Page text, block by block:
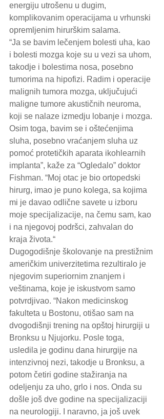
energiju utrošenu u dugim,
komplikovanim operacijama u vrhunski
opremljenim hirurškim salama.
“Ja se bavim lečenjem bolesti uha, kao
i bolesti mozga koje su u vezi sa uhom,
takodje i bolestima nosa, posebno
tumorima na hipofizi. Radim i operacije
malignih tumora mozga, uključujući
maligne tumore akustičnih neuroma,
koji se nalaze izmedju lobanje i mozga.
Osim toga, bavim se i oštećenjima
sluha, posebno vraćanjem sluha uz
pomoć protetičkih aparata ikohlearnih
implanta”, kaže za “Ogledalo” doktor
Fishman. “Moj otac je bio ortopedski
hirurg, imao je puno kolega, sa kojima
mi je davao odlične savete u izboru
moje specijalizacije, na čemu sam, kao
i na njegovoj podršci, zahvalan do
kraja života.“
Dugogodišnje školovanje na prestižnim
američkim univerzitetima rezultiralo je
njegovim superiornim znanjem i
veštinama, koje je iskustvom samo
potvrdjivao. “Nakon medicinskog
fakulteta u Bostonu, otišao sam na
dvogodišnji trening na opštoj hirurgiji u
Bronksu u Njujorku. Posle toga,
usledila je godinu dana hirurgije na
intenzivnoj nezi, takodje u Bronksu, a
potom četiri godine stažiranja na
odeljenju za uho, grlo i nos. Onda su
došle još dve godine na specijalizaciji
na neurologiji. I naravno, ja još uvek